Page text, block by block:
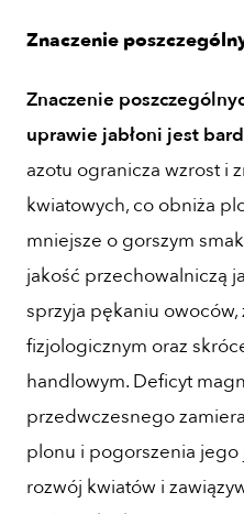
Znaczenie
Znaczenie
uprawie jabłoni jest
azotu ogranicza wzrost i
kwiatowych, co obniża
mniejsze o gorszym
jakość przechowalniczą
sprzyja pękaniu
fizjologicznym oraz
handlowym. Deficyt
przedwczesnego
plonu i pogorszenia jego
rozwój kwiatów i